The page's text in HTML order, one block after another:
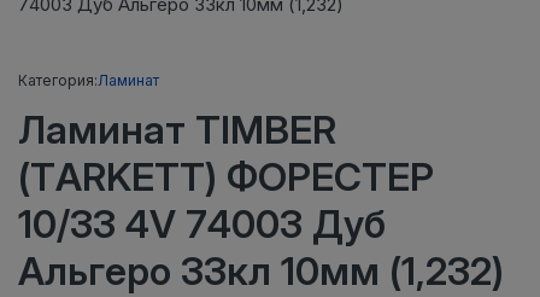
Категория:Ламинат
Ламинат TIMBER
(TARKETT) ФОРЕСТЕР
10/33 4V 74003 Дуб
Альгеро 33кл 10мм (1,232)